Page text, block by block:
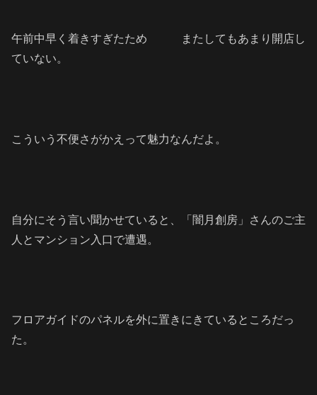
午前中早く着きすぎたため またしてもあまり開店し
ていない。
こういう不便さがかえって魅力なんだよ。
自分にそう言い聞かせていると、「闇月創房」さんのご主
人とマンション入口で遭遇。
フロアガイドのパネルを外に置きにきているところだっ
た。